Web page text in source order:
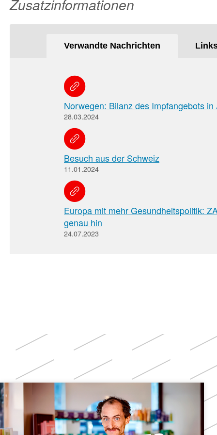
Zusatzinformationen
Verwandte Nachrichten
Norwegen: Bilanz des Impfangebots in
28.03.2024
Besuch aus der Schweiz
11.01.2024
Europa mit mehr Gesundheitspolitik:
genau hin
24.07.2023
Weitere
Themen